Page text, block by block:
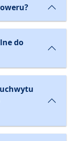
do